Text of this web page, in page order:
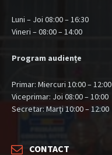
Luni – Joi 08:00 – 16:30
Vineri – 08:00 – 14:00
Program audiențe
Primar: Miercuri 10:00 – 12:00
Viceprimar: Joi 08:00 – 10:00
Secretar: Marți 10:00 – 12:00
CONTACT